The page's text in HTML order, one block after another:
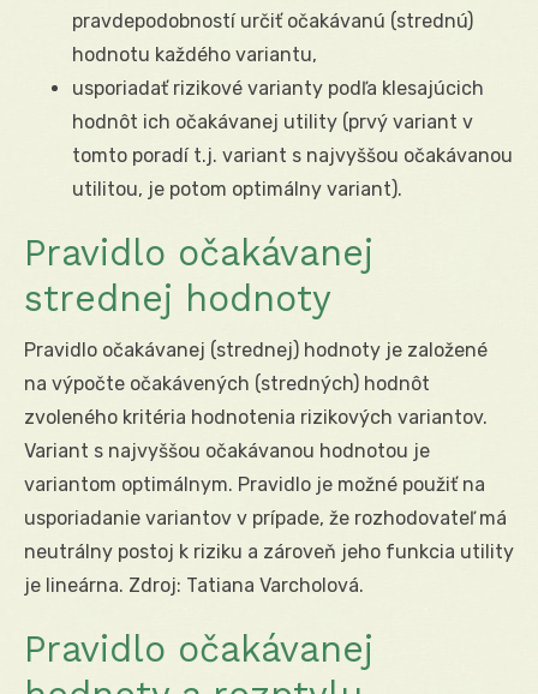
pravdepodobností určiť očakávanú (strednú)
hodnotu každého variantu,
usporiadať rizikové varianty podľa klesajúcich
hodnôt ich očakávanej utility (prvý variant v
tomto poradí t.j. variant s najvyššou očakávanou
utilitou, je potom optimálny variant).
Pravidlo očakávanej
strednej hodnoty
Pravidlo očakávanej (strednej) hodnoty je založené
na výpočte očakávených (stredných) hodnôt
zvoleného kritéria hodnotenia rizikových variantov.
Variant s najvyššou očakávanou hodnotou je
variantom optimálnym. Pravidlo je možné použiť na
usporiadanie variantov v prípade, že rozhodovateľ má
neutrálny postoj k riziku a zároveň jeho funkcia utility
je lineárna. Zdroj: Tatiana Varcholová.
Pravidlo očakávanej